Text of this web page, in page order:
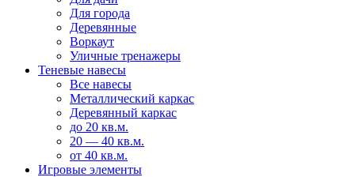
Для города
Деревянные
Воркаут
Уличные тренажеры
Теневые навесы
Все навесы
Металлический каркас
Деревянный каркас
до 20 кв.м.
20 — 40 кв.м.
от 40 кв.м.
Игровые элементы